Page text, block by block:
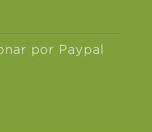
por Paypal